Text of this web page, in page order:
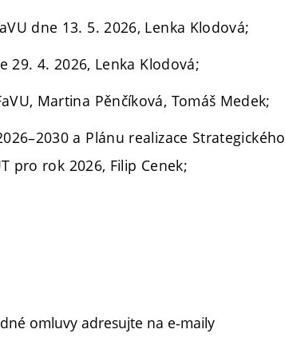
dne 13. 5. 2026, Lenka Klodová;
29. 4. 2026, Lenka Klodová;
Martina Pěnčíková, Tomáš Medek;
a Plánu realizace Strategického
pro rok 2026, Filip Cenek;
omluvy adresujte na e-maily